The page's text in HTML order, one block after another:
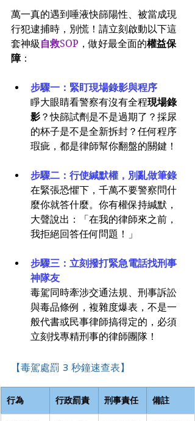
萬一真的遇到唾液快篩陽性、被當成現
行犯逮捕時，別慌！請立刻啟動以下這
套神級 自救SOP ，做好最全面的權益保
障：
步驟一：緊盯現場錄影與程序
睜大眼睛看警察有沒有全程現場錄
影 ？快篩試劑是不是過期了？採尿
的杯子是不是全新拆封？任何程序
瑕疵，都是律師幫你翻盤的關鍵！
步驟二：行使緘默權，別亂做筆錄
在緊張恐懼下，千萬不要警察問什
麼你就答什麼。你有權保持緘默，
大聲說出：「在我的律師來之前，
我拒絕回答任何問題！」
步驟三：立刻撥打緊急電話找刑事
神隊友
毒駕同時牽涉交通法規、刑事訴訟
與毒品條例，複雜度爆表，不是一
般代書或民事律師搞得定的，必須
立刻找專精刑事的律師團隊！
【毒駕處罰 3 秒鐘速查表】
行為 行政罰責 刑事責任 備註